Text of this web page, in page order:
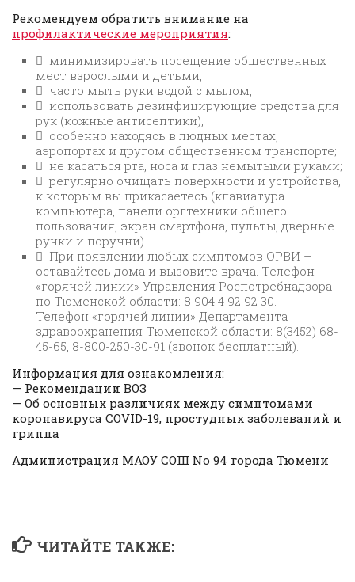
Рекомендуем обратить внимание на
профилактические мероприятия:
 минимизировать посещение общественных
мест взрослыми и детьми,
 часто мыть руки водой с мылом,
 использовать дезинфицирующие средства для
рук (кожные антисептики),
 особенно находясь в людных местах,
аэропортах и другом общественном транспорте;
 не касаться рта, носа и глаз немытыми руками;
 регулярно очищать поверхности и устройства,
к которым вы прикасаетесь (клавиатура
компьютера, панели оргтехники общего
пользования, экран смартфона, пульты, дверные
ручки и поручни).
 При появлении любых симптомов ОРВИ –
оставайтесь дома и вызовите врача. Телефон
«горячей линии» Управления Роспотребнадзора
по Тюменской области: 8 904 4 92 92 30.
Телефон «горячей линии» Департамента
здравоохранения Тюменской области: 8(3452) 68-
45-65, 8-800-250-30-91 (звонок бесплатный).
Информация для ознакомления:
— Рекомендации ВОЗ
— Об основных различиях между симптомами
коронавируса COVID-19, простудных заболеваний и
гриппа
Администрация МАОУ СОШ No 94 города Тюмени
ЧИТАЙТЕ ТАКЖЕ: